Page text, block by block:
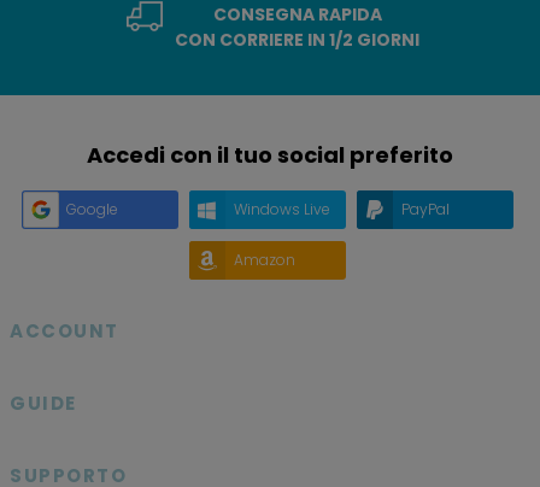
CONSEGNA RAPIDA
CON CORRIERE IN 1/2 GIORNI
Accedi con il tuo social preferito
Google Windows Live PayPal
Amazon
ACCOUNT
GUIDE
SUPPORTO